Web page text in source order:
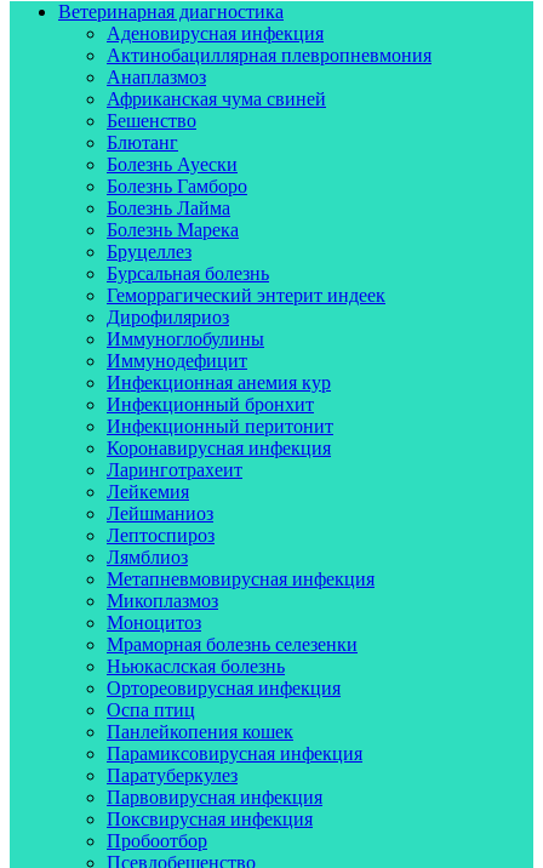
Ветеринарная диагностика
Аденовирусная инфекция
Актинобациллярная плевропневмония
Анаплазмоз
Африканская чума свиней
Бешенство
Блютанг
Болезнь Ауески
Болезнь Гамборо
Болезнь Лайма
Болезнь Марека
Бруцеллез
Бурсальная болезнь
Геморрагический энтерит индеек
Дирофиляриоз
Иммуноглобулины
Иммунодефицит
Инфекционная анемия кур
Инфекционный бронхит
Инфекционный перитонит
Коронавирусная инфекция
Ларинготрахеит
Лейкемия
Лейшманиоз
Лептоспироз
Лямблиоз
Метапневмовирусная инфекция
Микоплазмоз
Моноцитоз
Мраморная болезнь селезенки
Ньюкаслская болезнь
Ортореовирусная инфекция
Оспа птиц
Панлейкопения кошек
Парамиксовирусная инфекция
Паратуберкулез
Парвовирусная инфекция
Поксвирусная инфекция
Пробоотбор
Псевдобешенство